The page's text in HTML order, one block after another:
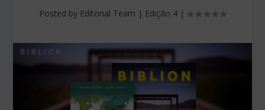
Posted by Editorial Team | Edição 4 |